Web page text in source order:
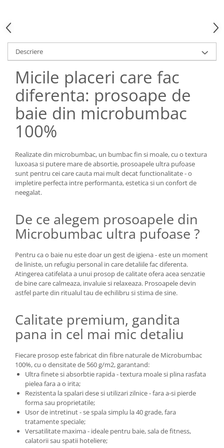
Descriere
Micile placeri care fac
diferenta: prosoape de
baie din microbumbac
100%
Realizate din microbumbac, un bumbac fin si moale, cu o textura
luxoasa si putere mare de absortie, prosoapele ultra pufoase
sunt pentru cei care cauta mai mult decat functionalitate - o
impletire perfecta intre performanta, estetica si un confort de
neegalat.
De ce alegem prosoapele din
Microbumbac ultra pufoase ?
Pentru ca o baie nu este doar un gest de igiena - este un moment
de liniste, un refugiu personal in care detaliile fac diferenta.
Atingerea catifelata a unui prosop de calitate ofera acea senzatie
de bine care calmeaza, invaluie si relaxeaza. Prosoapele devin
astfel parte din ritualul tau de echilibru si stima de sine.
Calitate premium, gandita
pana in cel mai mic detaliu
Fiecare prosop este fabricat din fibre naturale de Microbumbac
100%, cu o densitate de 560 g/m2, garantand:
Ultra finete si absorbtie rapida - textura moale si plina rasfata
pielea fara a o irita;
Rezistenta la spalari dese si utilizari zilnice - fara a-si pierde
forma sau proprietatile;
Usor de intretinut - se spala simplu la 40 grade, fara
tratamente speciale;
Versatilitate maxima - ideale pentru baie, sala de fitness,
calatorii sau spatii hoteliere;